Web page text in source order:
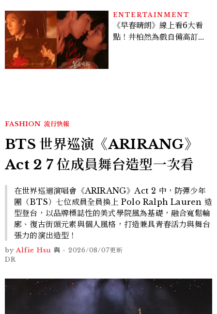
ENTERTAINMENT
《早春晴朗》線上看6大看
點！井柏然為戲自備高訂，
FASHION 流行快報
BTS 世界巡演《ARIRANG》
Act 2 7 位成員舞台造型一次看
在世界巡迴演唱會《ARIRANG》Act 2 中，防彈少年
團（BTS）七位成員全員換上 Polo Ralph Lauren 造
型登台，以品牌標誌性的美式學院風為基礎，融合寬鬆輪
廓、復古街頭元素與個人風格，打造兼具青春活力與舞台
張力的演出造型！
by Alfie Hsu 與 - 2026/08/07更新
DR